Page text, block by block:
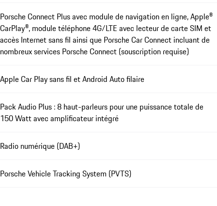
Porsche Connect Plus avec module de navigation en ligne, Apple®
CarPlay®, module téléphone 4G/LTE avec lecteur de carte SIM et
accès Internet sans fil ainsi que Porsche Car Connect incluant de
nombreux services Porsche Connect (souscription requise)
Apple Car Play sans fil et Android Auto filaire
Pack Audio Plus : 8 haut-parleurs pour une puissance totale de
150 Watt avec amplificateur intégré
Radio numérique (DAB+)
Porsche Vehicle Tracking System (PVTS)